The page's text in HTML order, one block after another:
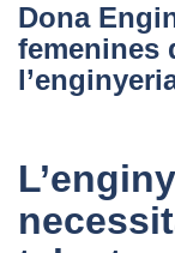
del
Premi
2025
Dona
femenines